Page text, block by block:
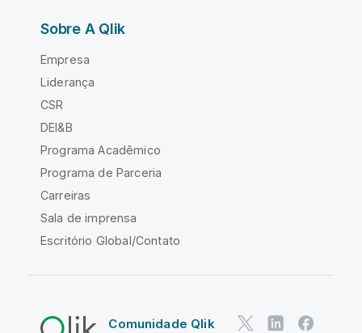
Sobre A Qlik
Empresa
Liderança
CSR
DEI&B
Programa Acadêmico
Programa de Parceria
Carreiras
Sala de imprensa
Escritório Global/Contato
Comunidade Qlik